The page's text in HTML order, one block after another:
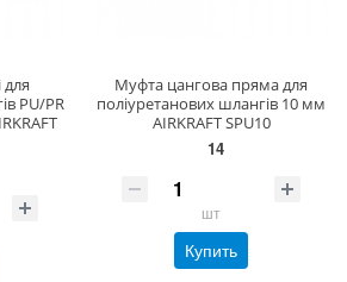
для
PU/PR
Муфта цангова пряма для
поліуретанових шлангів 10 мм
AIRKRAFT SPU10
14
шт
Купить